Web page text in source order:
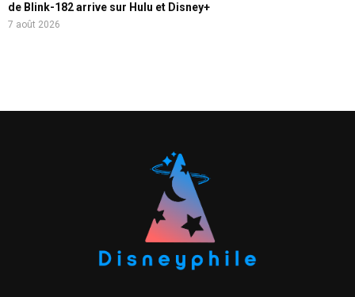
de Blink-182 arrive sur Hulu et Disney+
7 août 2026